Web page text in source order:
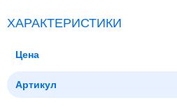
ХАРАКТЕРИСТИКИ
Цена
Артикул